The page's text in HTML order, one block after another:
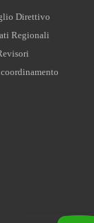
Direttivo
Regionali